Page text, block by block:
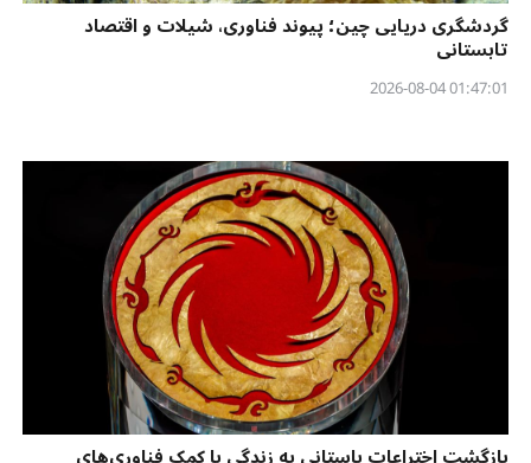
گردشگری دریایی چین؛ پیوند فناوری، شیلات و اقتصاد
تابستانی
01:47:01 2026-08-04